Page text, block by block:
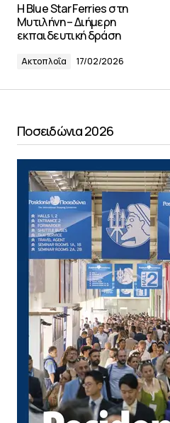
Η Blue Star Ferries στη
Μυτιλήνη – Διήμερη
εκπαιδευτική δράση
Ακτοπλοΐα 17/02/2026
Ποσειδώνια 2026